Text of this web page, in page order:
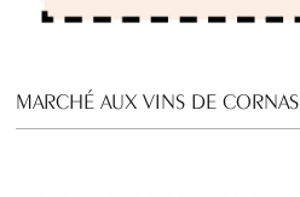
MARCHÉ AUX VINS DE CORNAS